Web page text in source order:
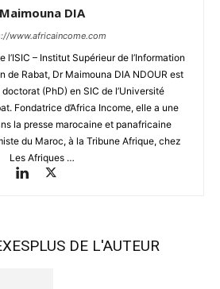
Maimouna DIA
www.africaincome.com
– Institut Supérieur de l’Information
de Rabat, Dr Maimouna DIA NDOUR est
(PhD) en SIC de l’Université
Fondatrice d’Africa Income, elle a une
la presse marocaine et panafricaine
du Maroc, à la Tribune Afrique, chez
Les Afriques …
PLUS DE L'AUTEUR